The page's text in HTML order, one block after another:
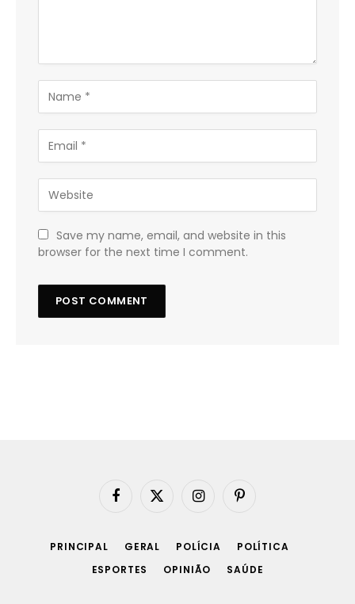
Save my name, email, and website in this
browser for the next time I comment.
Facebook
X
InstagramPinterest
PRINCIPAL GERAL POLÍCIA
POLÍTICA
ESPORTES
OPINIÃO SAÚDE